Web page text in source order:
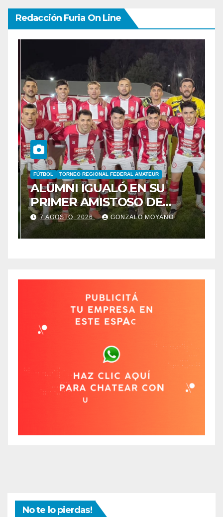
Redacción Furia On Line
FÚTBOL TORNEO REGIONAL FEDERAL AMATEUR
ALUMNI IGUALÓ EN SU
PRIMER AMISTOSO DE
PRETEMPORADA
7 AGOSTO, 2026 GONZALO MOYANO
No te lo pierdas!